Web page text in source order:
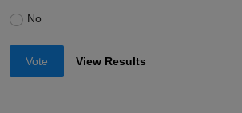
No
Vote View Results